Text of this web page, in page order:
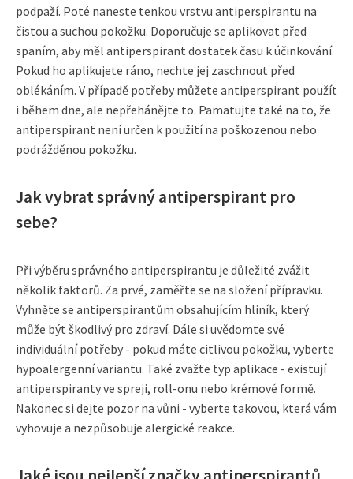
podpaží. Poté naneste tenkou vrstvu antiperspirantu na
čistou a suchou pokožku. Doporučuje se aplikovat před
spaním, aby měl antiperspirant dostatek času k účinkování.
Pokud ho aplikujete ráno, nechte jej zaschnout před
oblékáním. V případě potřeby můžete antiperspirant použít
i během dne, ale nepřehánějte to. Pamatujte také na to, že
antiperspirant není určen k použití na poškozenou nebo
podrážděnou pokožku.
Jak vybrat správný antiperspirant pro
sebe?
Při výběru správného antiperspirantu je důležité zvážit
několik faktorů. Za prvé, zaměřte se na složení přípravku.
Vyhněte se antiperspirantům obsahujícím hliník, který
může být škodlivý pro zdraví. Dále si uvědomte své
individuální potřeby - pokud máte citlivou pokožku, vyberte
hypoalergenní variantu. Také zvažte typ aplikace - existují
antiperspiranty ve spreji, roll-onu nebo krémové formě.
Nakonec si dejte pozor na vůni - vyberte takovou, která vám
vyhovuje a nezpůsobuje alergické reakce.